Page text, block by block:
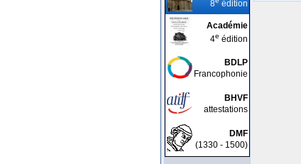
8
édition
Académie
4e édition
BDLP
Francophonie
BHVF
attestations
DMF
(1330 - 1500)